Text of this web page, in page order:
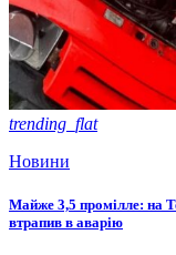
trending_flat
Новини
Майже 3,5 промілле: на
втрапив в аварію